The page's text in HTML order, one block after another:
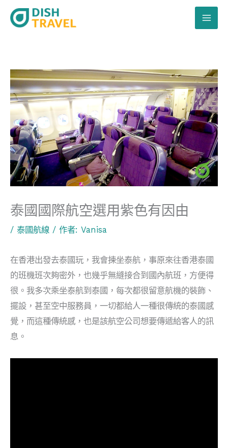
泰國國際航空選用紫色有因由
/ 泰國航線 / 作者: Vanisa
在香港出發去泰國玩，我會揀坐泰航，事原來往香港泰國
的班機班次夠密外，也幾乎無縫接合到國內航班，方便得
很。我多次乘坐泰航到泰國，每次都很留意航機的裝飾、
擺設，甚至空中服務員，一切都給人一種很傳統的泰國感
覺，而這種傳統感，也是該航空公司想要傳遞給客人的訊
息。